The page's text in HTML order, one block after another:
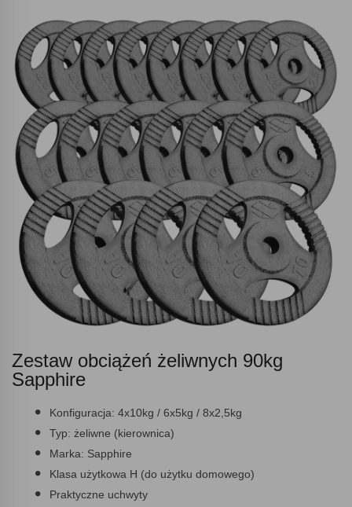
Zestaw obciążeń żeliwnych 90kg
Sapphire
Konfiguracja: 4x10kg / 6x5kg / 8x2,5kg
Typ: żeliwne (kierownica)
Marka: Sapphire
Klasa użytkowa H (do użytku domowego)
Praktyczne uchwyty